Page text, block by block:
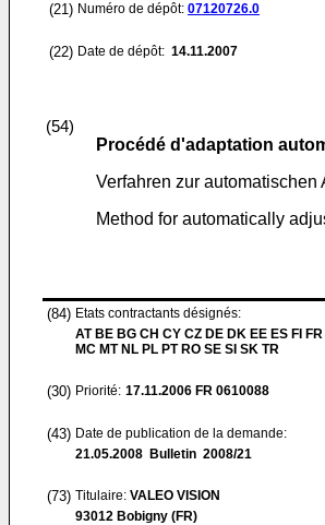
(21) Numéro de dépôt: 07120726.0
(22) Date de dépôt: 14.11.2007
(54)
Procédé d'adaptation
Verfahren zur
Method for automatically
(84) Etats contractants désignés:
AT BE BG CH CY CZ DE DK EE ES FI
MC MT NL PL PT RO SE SI SK TR
(30) Priorité: 17.11.2006 FR 0610088
(43) Date de publication de la demande:
21.05.2008 Bulletin 2008/21
(73) Titulaire: VALEO VISION
93012 Bobigny (FR)